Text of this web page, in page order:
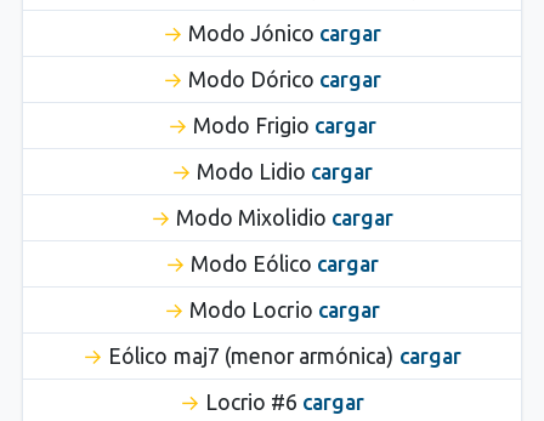
Modo Jónico cargar
Modo Dórico cargar
Modo Frigio cargar
Modo Lidio cargar
Modo Mixolidio cargar
Modo Eólico cargar
Modo Locrio cargar
Eólico maj7 (menor armónica) cargar
Locrio #6 cargar